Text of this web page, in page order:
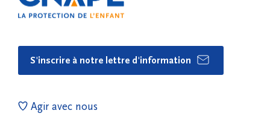
S'inscrire à notre lettre d'information
Agir avec nous